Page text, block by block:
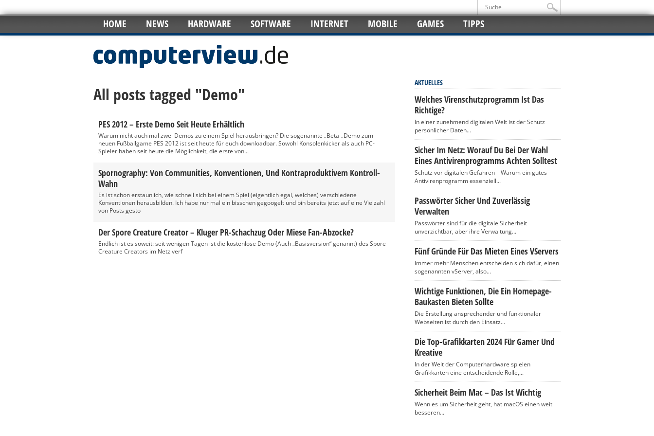
HOME NEWS HARDWARE SOFTWARE INTERNET MOBILE GAMES TIPPS
All posts tagged "Demo"
PES 2012 – Erste Demo Seit Heute Erhältlich
Warum nicht auch mal zwei Demos zu einem Spiel herausbringen? Die sogenannte „Beta-„Demo zum
neuen Fußballgame PES 2012 ist seit heute für euch downloadbar. Sowohl Konsolenkicker als auch PC-
Spieler haben seit heute die Möglichkeit, die erste von...
Spornography: Von Communities, Konventionen, Und Kontraproduktivem Kontroll-
Wahn
Es ist schon erstaunlich, wie schnell sich bei einem Spiel (eigentlich egal, welches) verschiedene
Konventionen herausbilden. Ich habe nur mal ein bisschen gegoogelt und bin bereits jetzt auf eine Vielzahl
von Posts gesto
Der Spore Creature Creator – Kluger PR-Schachzug Oder Miese Fan-Abzocke?
Endlich ist es soweit: seit wenigen Tagen ist die kostenlose Demo (Auch „Basisversion“ genannt) des Spore
Creature Creators im Netz verf
AKTUELLES
Welches Virenschutzprogramm Ist Das
Richtige?
In einer zunehmend digitalen Welt ist der Schutz
persönlicher Daten...
Sicher Im Netz: Worauf Du Bei Der Wahl
Eines Antivirenprogramms Achten Solltest
Schutz vor digitalen Gefahren – Warum ein gutes
Antivirenprogramm essenziell...
Passwörter Sicher Und Zuverlässig
Verwalten
Passwörter sind für die digitale Sicherheit
unverzichtbar, aber ihre Verwaltung...
Fünf Gründe Für Das Mieten Eines VServers
Immer mehr Menschen entscheiden sich dafür, einen
sogenannten vServer, also...
Wichtige Funktionen, Die Ein Homepage-
Baukasten Bieten Sollte
Die Erstellung ansprechender und funktionaler
Webseiten ist durch den Einsatz...
Die Top-Grafikkarten 2024 Für Gamer Und
Kreative
In der Welt der Computerhardware spielen
Grafikkarten eine entscheidende Rolle,...
Sicherheit Beim Mac – Das Ist Wichtig
Wenn es um Sicherheit geht, hat macOS einen weit
besseren...